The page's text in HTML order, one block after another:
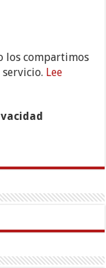
los compartimos
Lee